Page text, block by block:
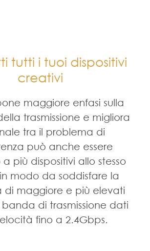
tutti i tuoi dispositivi
creativi
maggiore enfasi sulla
trasmissione e migliora
tra il problema di
può anche essere
più dispositivi allo stesso
modo da soddisfare la
di maggiore e più elevati
banda di trasmissione dati
fino a 2.4Gbps.